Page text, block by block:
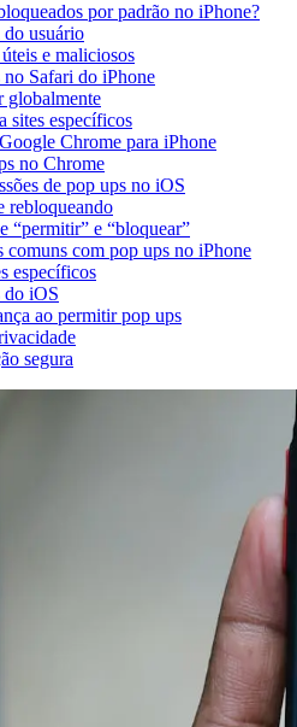
por padrão no iPhone?
do usuário
e maliciosos
Safari do iPhone
globalmente
sites específicos
Chrome para iPhone
no Chrome
de pop ups no iOS
rebloqueando
“permitir” e “bloquear”
comuns com pop ups no iPhone
específicos
do iOS
ao permitir pop ups
segura